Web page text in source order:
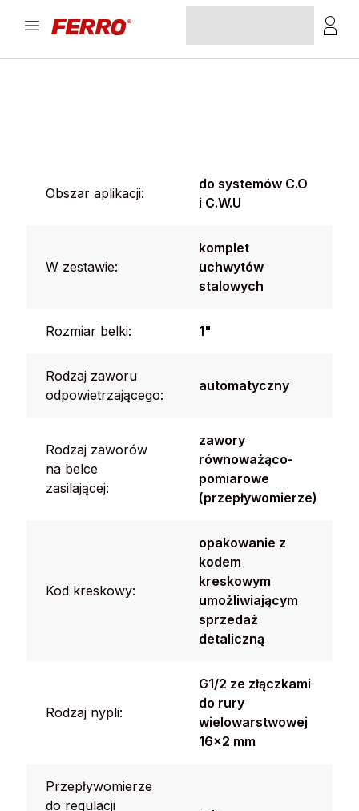
Obszar aplikacji:
do systemów C.O
i C.W.U
W zestawie:
komplet
uchwytów
stalowych
Rozmiar belki: 1"
Rodzaj zaworu
odpowietrzającego:
automatyczny
Rodzaj zaworów
na belce
zasilającej:
zawory
równoważąco-
pomiarowe
(przepływomierze)
Kod kreskowy:
opakowanie z
kodem
kreskowym
umożliwiającym
sprzedaż
detaliczną
Rodzaj nypli:
G1/2 ze złączkami
do rury
wielowarstwowej
16x2 mm
Przepływomierze
do regulacji